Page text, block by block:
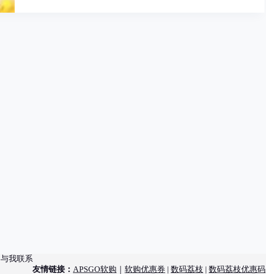
与我联系
友情链接： APSGO软购 软购优惠券 | 数码荔枝 | 数码荔枝优惠码